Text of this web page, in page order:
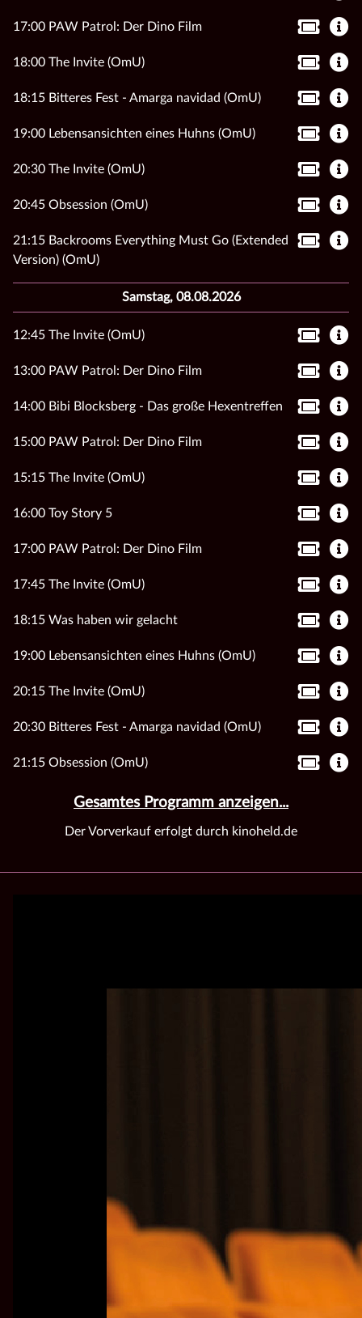
17:00 PAW Patrol: Der Dino Film
18:00 The Invite (OmU)
18:15 Bitteres Fest - Amarga navidad (OmU)
19:00 Lebensansichten eines Huhns (OmU)
20:30 The Invite (OmU)
20:45 Obsession (OmU)
21:15 Backrooms Everything Must Go (Extended
Version) (OmU)
Samstag, 08.08.2026
12:45 The Invite (OmU)
13:00 PAW Patrol: Der Dino Film
14:00 Bibi Blocksberg - Das große Hexentreffen
15:00 PAW Patrol: Der Dino Film
15:15 The Invite (OmU)
16:00 Toy Story 5
17:00 PAW Patrol: Der Dino Film
17:45 The Invite (OmU)
18:15 Was haben wir gelacht
19:00 Lebensansichten eines Huhns (OmU)
20:15 The Invite (OmU)
20:30 Bitteres Fest - Amarga navidad (OmU)
21:15 Obsession (OmU)
Gesamtes Programm anzeigen...
Der Vorverkauf erfolgt durch kinoheld.de